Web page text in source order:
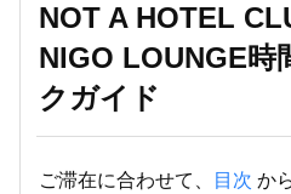
NOT A HOTEL
NIGO LOUNGE時
クガイド
ご滞在に合わせて、 目次 か